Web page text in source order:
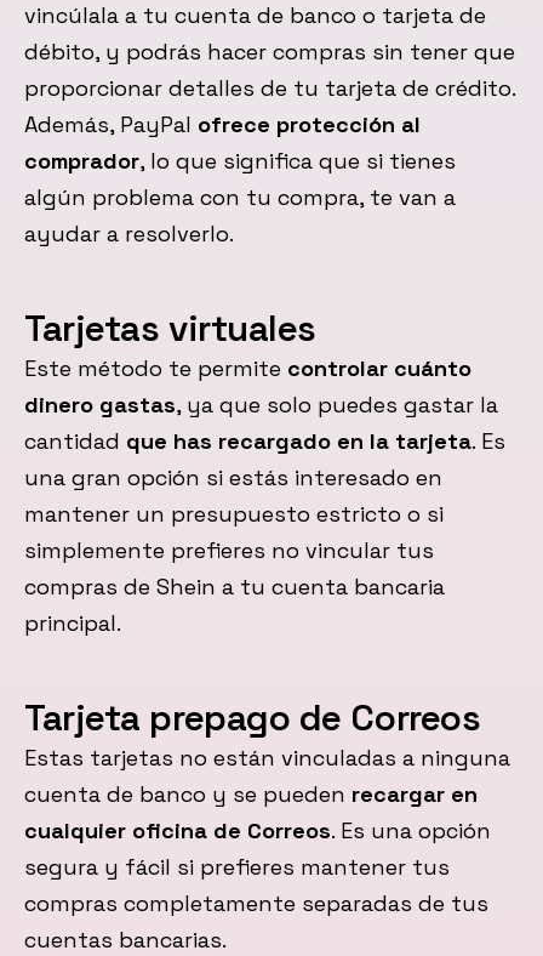
vincúlala a tu cuenta de banco o tarjeta de
débito, y podrás hacer compras sin tener que
proporcionar detalles de tu tarjeta de crédito.
Además, PayPal ofrece protección al
comprador, lo que significa que si tienes
algún problema con tu compra, te van a
ayudar a resolverlo.
Tarjetas virtuales
Este método te permite controlar cuánto
dinero gastas, ya que solo puedes gastar la
cantidad que has recargado en la tarjeta. Es
una gran opción si estás interesado en
mantener un presupuesto estricto o si
simplemente prefieres no vincular tus
compras de Shein a tu cuenta bancaria
principal.
Tarjeta prepago de Correos
Estas tarjetas no están vinculadas a ninguna
cuenta de banco y se pueden recargar en
cualquier oficina de Correos. Es una opción
segura y fácil si prefieres mantener tus
compras completamente separadas de tus
cuentas bancarias.